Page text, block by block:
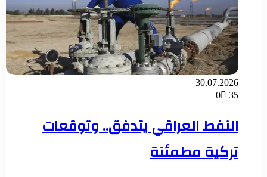
30.07.2026
0
35
النفط العراقي يتدفق.. وتوقعات
تركية مطمئنة